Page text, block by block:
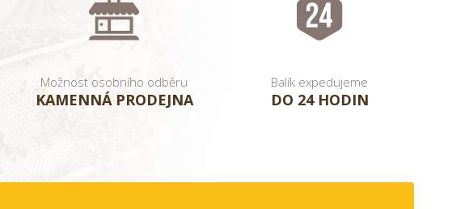
Možnost osobního odběru
KAMENNÁ PRODEJNA
Balík expedujeme
DO 24 HODIN